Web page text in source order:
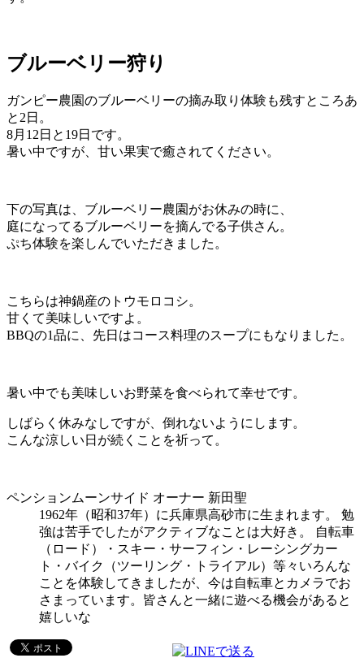
ブルーベリー狩り
ガンピー農園のブルーベリーの摘み取り体験も残すところあ
と2日。
8月12日と19日です。
暑い中ですが、甘い果実で癒されてください。
下の写真は、ブルーベリー農園がお休みの時に、
庭になってるブルーベリーを摘んでる子供さん。
ぷち体験を楽しんでいただきました。
こちらは神鍋産のトウモロコシ。
甘くて美味しいですよ。
BBQの1品に、先日はコース料理のスープにもなりました。
暑い中でも美味しいお野菜を食べられて幸せです。
しばらく休みなしですが、倒れないようにします。
こんな涼しい日が続くことを祈って。
ペンションムーンサイド オーナー 新田聖
1962年（昭和37年）に兵庫県高砂市に生まれます。 勉
強は苦手でしたがアクティブなことは大好き。 自転車
（ロード）・スキー・サーフィン・レーシングカー
ト・バイク（ツーリング・トライアル）等々いろんな
ことを体験してきましたが、今は自転車とカメラでお
さまっています。皆さんと一緒に遊べる機会があると
嬉しいな